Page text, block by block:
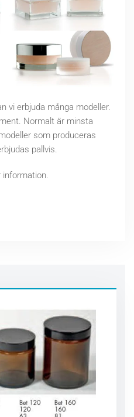
vi erbjuda många modeller.
Normalt är minsta
som produceras
pallvis.
information.